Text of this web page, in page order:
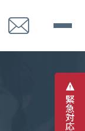
緊
急
対
応